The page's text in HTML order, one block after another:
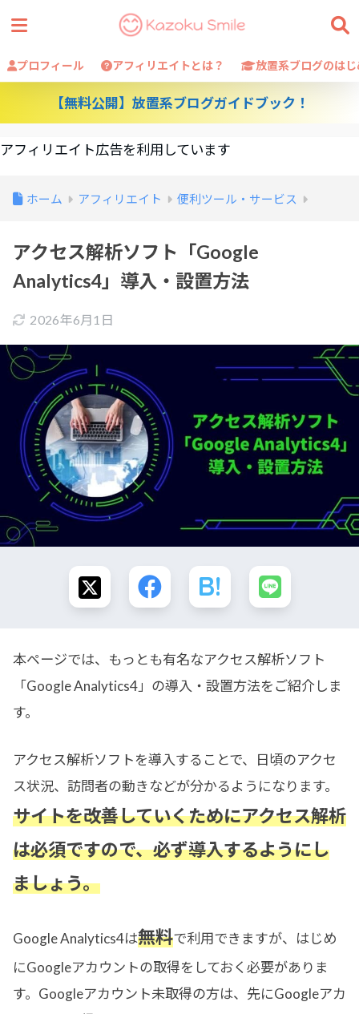
プロフィール アフィリエイトとは？ 放置系ブログのは
【無料公開】放置系ブログガイドブック！
アフィリエイト広告を利用しています
ホーム アフィリエイト 便利ツール・サービス
アクセス解析ソフト「Google
Analytics4」導入・設置方法
2026年6月1日
本ページでは、もっとも有名なアクセス解析ソフト
「Google Analytics4」の導入・設置方法をご紹介しま
す。
アクセス解析ソフトを導入することで、日頃のアクセ
ス状況、訪問者の動きなどが分かるようになります。
サイトを改善していくためにアクセス解析
は必須ですので、必ず導入するようにし
ましょう。
Google Analytics4は無料で利用できますが、はじめ
にGoogleアカウントの取得をしておく必要がありま
す。Googleアカウント未取得の方は、先にGoogleアカ